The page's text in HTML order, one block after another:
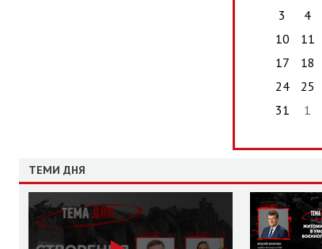
3
4
10
11
17
18
24
25
31
1
ТЕМИ ДНЯ